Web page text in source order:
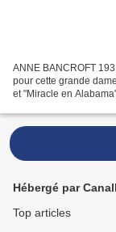
ANNE BANCROFT
pour cette grande
et "Miracle en
Hébergé par
Top articles